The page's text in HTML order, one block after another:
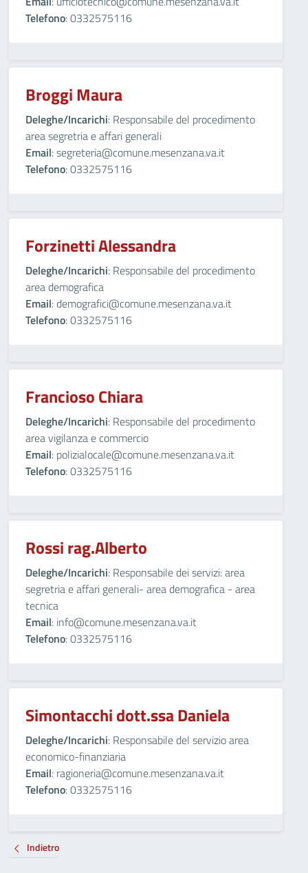
Telefono: 0332575116
Broggi Maura
Deleghe/Incarichi: Responsabile del procedimento
area segretria e affari generali
Email: segreteria@comune.mesenzana.va.it
Telefono: 0332575116
Forzinetti Alessandra
Deleghe/Incarichi: Responsabile del procedimento
area demografica
Email: demografici@comune.mesenzana.va.it
Telefono: 0332575116
Francioso Chiara
Deleghe/Incarichi: Responsabile del procedimento
area vigilanza e commercio
Email: polizialocale@comune.mesenzana.va.it
Telefono: 0332575116
Rossi rag.Alberto
Deleghe/Incarichi: Responsabile dei servizi: area
segretria e affari generali- area demografica - area
tecnica
Email: info@comune.mesenzana.va.it
Telefono: 0332575116
Simontacchi dott.ssa Daniela
Deleghe/Incarichi: Responsabile del servizio area
economico-finanziaria
Email: ragioneria@comune.mesenzana.va.it
Telefono: 0332575116
Indietro